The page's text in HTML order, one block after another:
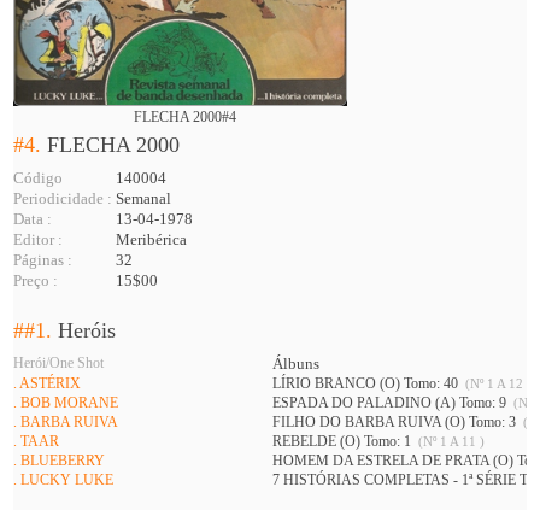
FLECHA 2000#4
#4.FLECHA 2000
Código
140004
Periodicidade : Semanal
Data :
13-04-1978
Editor :
Meribérica
Páginas :
32
Preço :
15$00
##1.Heróis
Herói/One Shot Álbuns
. ASTÉRIX LÍRIO BRANCO (O) Tomo: 40 (Nº 1 A 12 )
. BOB MORANE ESPADA DO PALADINO (A) Tomo: 9 (Nº
. BARBA RUIVA FILHO DO BARBA RUIVA (O) Tomo: 3
. TAAR REBELDE (O) Tomo: 1 (Nº 1 A 11 )
. BLUEBERRY
HOMEM DA ESTRELA DE PRATA (O)
. LUCKY LUKE
7 HISTÓRIAS COMPLETAS - 1ª SÉRIE